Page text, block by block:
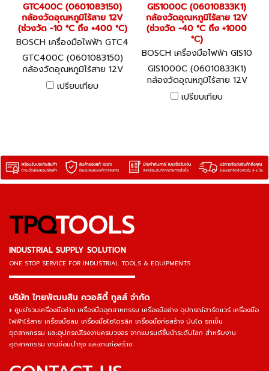
GTC400C (0601083150)
กล้องวัดอุณหภูมิไร้สาย 12V
(ช่วงวัด -10 °C ถึง +400 °C)
BOSCH เครื่องมือไฟฟ้า GTC4
00C (0601083150)
GTC400C (0601083150)
กล้องวัดอุณหภูมิไร้สาย 12V
(ช่วงวัด -10 °C ถึง +400 °C)
เปรียบเทียบ
GIS1000C (06010833K1)
กล้องวัดอุณหภูมิไร้สาย 12V
(ช่วงวัด -40 °C ถึง +1000
°C)
BOSCH เครื่องมือไฟฟ้า GIS10
00C (06010833K1)
GIS1000C (06010833K1)
กล้องวัดอุณหภูมิไร้สาย 12V
(ช่วงวัด -40 °C ถึง +1000
°C)
เปรียบเทียบ
TPQTOOLS
INDUSTRIAL SUPPLY SOLUTION
ONE STOP SERVICE FOR INDUSTRIAL TOOLS & EQUIPMENTS
▬▬▬▬▬▬▬▬▬▬▬▬▬▬▬
บริษัท ไทยพัฒนสิน ควอลิตี้ ทูลส์ จำกัด
ศูนย์รวมเครื่องมือช่าง เครื่องมืออุตสาหกรรม เครื่องมือช่าง อุปกรณ์ฮาร์ดแวร์ เครื่องมือ
ไฟฟ้าไร้สาย เครื่องมือลม เครื่องมือไฮโดรลิค เครื่องมือก่อสร้าง บันได รถเข็น
อุตสาหกรรม และอุปกรณ์โรงงานครบวงจร จากแบรนด์ชั้นนำระดับโลก สำหรับงาน
อุตสาหกรรม งานซ่อมบำรุง และงานก่อสร้าง